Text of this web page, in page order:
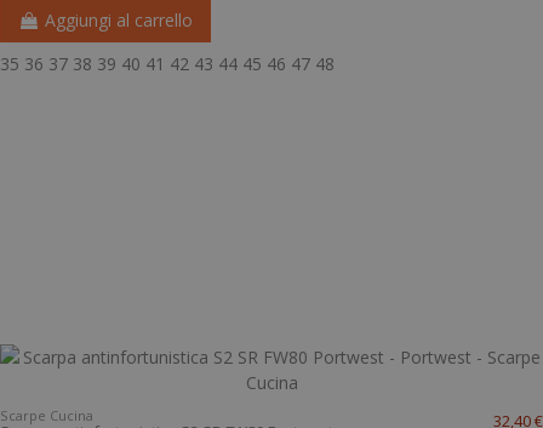
Aggiungi al carrello
35 36 37 38 39 40 41 42 43 44 45 46 47 48
Scarpe Cucina 32,40 €